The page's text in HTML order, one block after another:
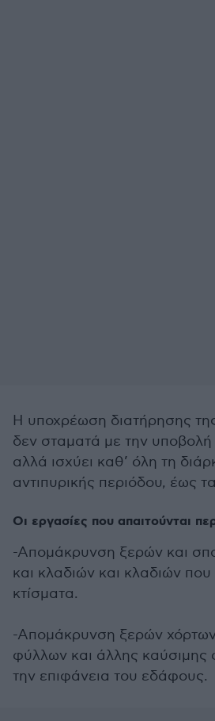
Η υποχρέωση διατήρησης
δεν σταματά με την
αλλά ισχύει καθ’ όλη τη
αντιπυρικής περιόδου, έως
Οι εργασίες που απαιτούνται
-Απομάκρυνση ξερών και
και κλαδιών και κλαδιών
κτίσματα.
-Απομάκρυνση ξερών
φύλλων και άλλης καύσιμης
την επιφάνεια του εδάφους.